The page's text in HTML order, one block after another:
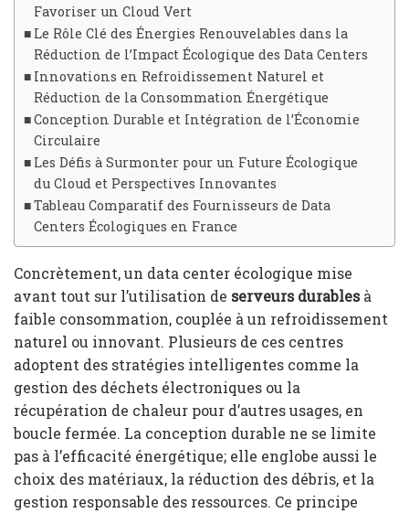
Favoriser un Cloud Vert
Le Rôle Clé des Énergies Renouvelables dans la
Réduction de l’Impact Écologique des Data Centers
Innovations en Refroidissement Naturel et
Réduction de la Consommation Énergétique
Conception Durable et Intégration de l’Économie
Circulaire
Les Défis à Surmonter pour un Future Écologique
du Cloud et Perspectives Innovantes
Tableau Comparatif des Fournisseurs de Data
Centers Écologiques en France
Concrètement, un data center écologique mise
avant tout sur l’utilisation de serveurs durablesà
faible consommation, couplée à un refroidissement
naturel ou innovant. Plusieurs de ces centres
adoptent des stratégies intelligentes comme la
gestion des déchets électroniques ou la
récupération de chaleur pour d’autres usages, en
boucle fermée. La conception durable ne se limite
pas à l’efficacité énergétique; elle englobe aussi le
choix des matériaux, la réduction des débris, et la
gestion responsable des ressources. Ce principe